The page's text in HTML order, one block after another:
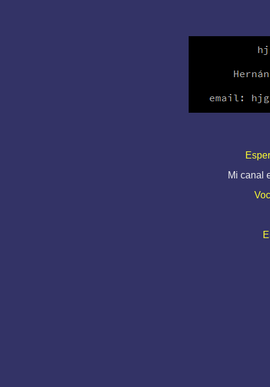
Mi canal